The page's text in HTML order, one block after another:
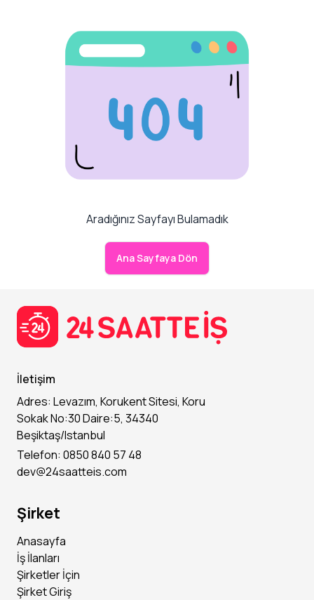
Aradığınız Sayfayı Bulamadık
Ana Sayfaya Dön
İletişim
Adres: Levazım, Korukent Sitesi, Koru
Sokak No:30 Daire:5, 34340
Beşiktaş/Istanbul
Telefon: 0850 840 57 48
dev@24saatteis.com
Şirket
Anasayfa
İş İlanları
Şirketler İçin
Şirket Giriş